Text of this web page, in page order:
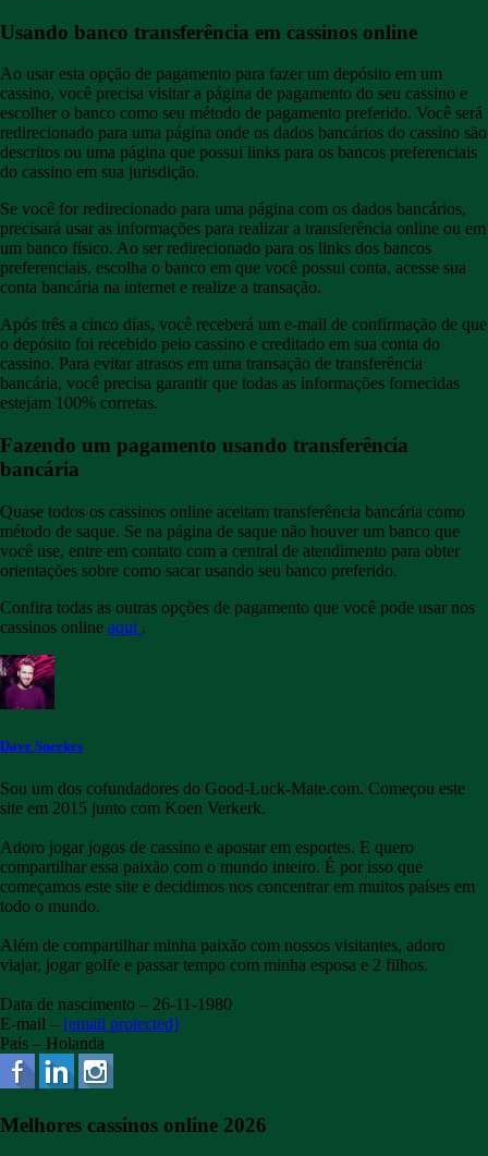
Usando banco transferência em cassinos online
Ao usar esta opção de pagamento para fazer um depósito em um
cassino, você precisa visitar a página de pagamento do seu cassino e
escolher o banco como seu método de pagamento preferido. Você será
redirecionado para uma página onde os dados bancários do cassino são
descritos ou uma página que possui links para os bancos preferenciais
do cassino em sua jurisdição.
Se você for redirecionado para uma página com os dados bancários,
precisará usar as informações para realizar a transferência online ou em
um banco físico. Ao ser redirecionado para os links dos bancos
preferenciais, escolha o banco em que você possui conta, acesse sua
conta bancária na internet e realize a transação.
Após três a cinco dias, você receberá um e-mail de confirmação de que
o depósito foi recebido pelo cassino e creditado em sua conta do
cassino. Para evitar atrasos em uma transação de transferência
bancária, você precisa garantir que todas as informações fornecidas
estejam 100% corretas.
Fazendo um pagamento usando transferência
bancária
Quase todos os cassinos online aceitam transferência bancária como
método de saque. Se na página de saque não houver um banco que
você use, entre em contato com a central de atendimento para obter
orientações sobre como sacar usando seu banco preferido.
Confira todas as outras opções de pagamento que você pode usar nos
cassinos online aqui .
Dave Sneekes
Sou um dos cofundadores do Good-Luck-Mate.com. Começou este
site em 2015 junto com Koen Verkerk.
Adoro jogar jogos de cassino e apostar em esportes. E quero
compartilhar essa paixão com o mundo inteiro. É por isso que
começamos este site e decidimos nos concentrar em muitos países em
todo o mundo.
Além de compartilhar minha paixão com nossos visitantes, adoro
viajar, jogar golfe e passar tempo com minha esposa e 2 filhos.
Data de nascimento – 26-11-1980
E-mail – [email protected]
País – Holanda
Melhores cassinos online 2026